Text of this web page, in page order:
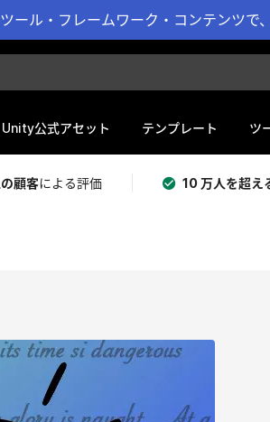
ール・フレームワーク・コンテンツで
Unity公式アセット テンプレート ツ
顧客による評価 10 万人を超え